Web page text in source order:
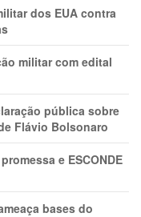
dos EUA contra
militar com edital
pública sobre
Flávio Bolsonaro
e ESCONDE
bases do